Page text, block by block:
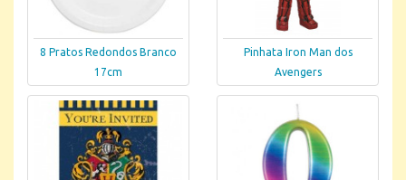
8 Pratos Redondos Branco
17cm
Pinhata Iron Man dos
Avengers